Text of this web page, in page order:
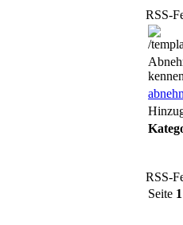
RSS-
RSS-
Seite 1